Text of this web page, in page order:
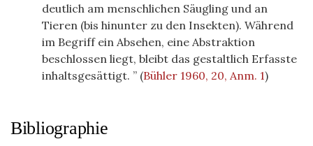
deutlich am menschlichen Säugling und an
Tieren (bis hinunter zu den Insekten). Während
im Begriff ein Absehen, eine Abstraktion
beschlossen liegt, bleibt das gestaltlich Erfasste
inhaltsgesättigt.
(Bühler 1960, 20, Anm. 1)
Bibliographie